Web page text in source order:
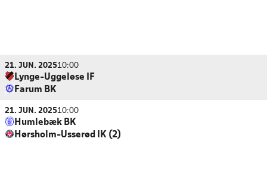
21. JUN. 202510:00
Lynge-Uggeløse IF
Farum BK
21. JUN. 202510:00
Humlebæk BK
Hørsholm-Usserød IK (2)